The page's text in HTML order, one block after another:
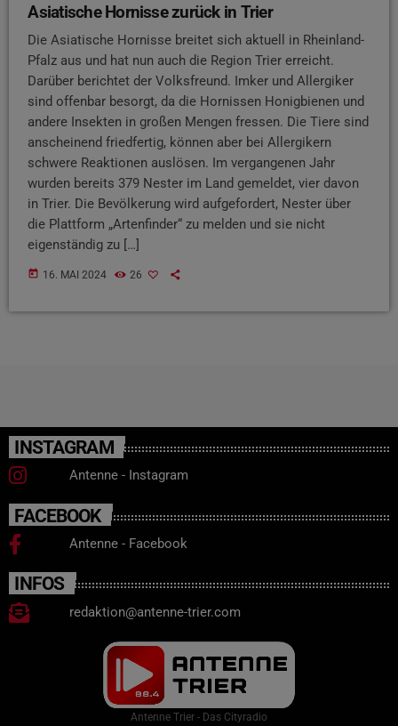
Asiatische Hornisse zurück in Trier
Die Asiatische Hornisse breitet sich aktuell in Rheinland-
Pfalz aus und hat nun auch die Region Trier erreicht.
Darüber berichtet der Volksfreund. Imker und Allergiker
sind offenbar besorgt, da die Hornissen Honigbienen und
andere Insekten in großen Mengen fressen. Die Tiere sind
anscheinend friedfertig, können aber bei Allergikern
schwere Reaktionen auslösen. Im vergangenen Jahr
wurden bereits 379 Nester im Land gemeldet, vier davon
in Trier. Die Bevölkerung wird aufgefordert, Nester über
die Plattform „Artenfinder“ zu melden und sie nicht
eigenständig zu […]
today 16. MAI 2024 26
INSTAGRAM
Antenne - Instagram
FACEBOOK
Antenne - Facebook
INFOS
redaktion@antenne-trier.com
Antenne Trier - Das Cityradio